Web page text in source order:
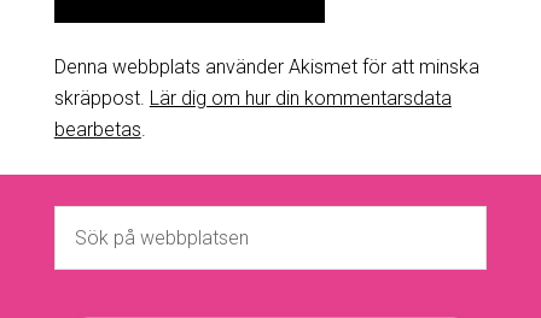
Denna webbplats använder Akismet för att minska
skräppost. Lär dig om hur din kommentarsdata
bearbetas